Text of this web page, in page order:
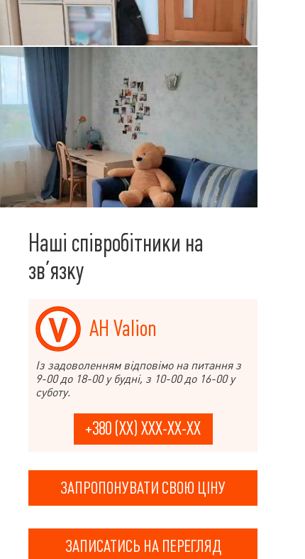
Наші співробітники на
зв’язку
АН Valion
Із задоволенням відповімо на питання з
9-00 до 18-00 у будні, з 10-00 до 16-00 у
суботу.
+380 (XX) XXX-XX-XX
ЗАПРОПОНУВАТИ СВОЮ ЦІНУ
ЗАПИСАТИСЬ НА ПЕРЕГЛЯД